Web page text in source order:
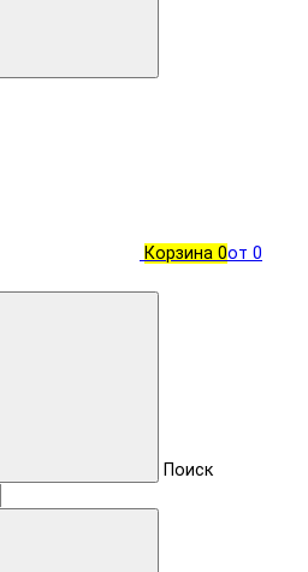
Корзина 0от 0
Поиск